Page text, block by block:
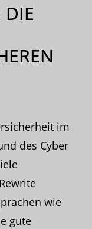
im
des Cyber
wie
gute